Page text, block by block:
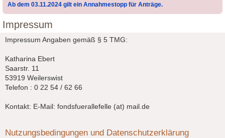
Ab dem 03.11.2024 gilt ein Annahmestopp für Anträge.
Impressum
Impressum Angaben gemäß § 5 TMG:
Katharina Ebert
Saarstr. 11
53919 Weilerswist
Telefon : 0 22 54 / 62 66
Kontakt: E-Mail: fondsfuerallefelle (at) mail.de
Nutzungsbedingungen und Datenschutzerklärung